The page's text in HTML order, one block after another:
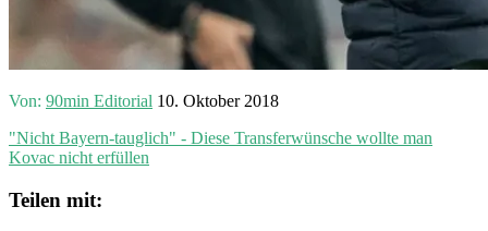
Von: 90min Editorial 10. Oktober 2018
"Nicht Bayern-tauglich" - Diese Transferwünsche wollte man
Kovac nicht erfüllen
Teilen mit: